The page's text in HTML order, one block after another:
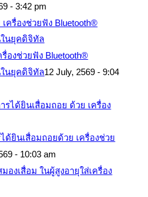
- 3:42 pm
องช่วยฟัง Bluetooth®
นยุคดิจิทัล12 July, 2569 - 9:04
ด้ยินเสื่อมถอยด้วย เครื่องช่วย
- 10:03 am